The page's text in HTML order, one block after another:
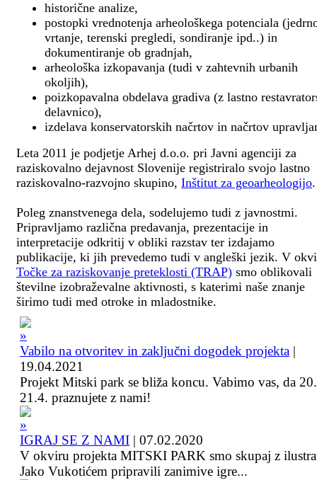
historične analize,
postopki vrednotenja arheološkega potenciala
vrtanje, terenski pregledi, sondiranje ipd..) in
dokumentiranje ob gradnjah,
arheološka izkopavanja (tudi v zahtevnih urbanih
okoljih),
poizkopavalna obdelava gradiva (z lastno
delavnico),
izdelava konservatorskih načrtov in načrtov
Leta 2011 je podjetje Arhej d.o.o. pri Javni agenciji za
raziskovalno dejavnost Slovenije registriralo svojo lastno
raziskovalno-razvojno skupino, Inštitut za geoarheologijo.
Poleg znanstvenega dela, sodelujemo tudi z javnostmi.
Pripravljamo različna predavanja, prezentacije in
interpretacije odkritij v obliki razstav ter izdajamo
publikacije, ki jih prevedemo tudi v angleški jezik. V
Točke za raziskovanje preteklosti (TRAP) smo oblikovali
številne izobraževalne aktivnosti, s katerimi naše znanje
širimo tudi med otroke in mladostnike.
Vabilo na otvoritev in zaključni dogodek projekta |
19.04.2021
Projekt Mitski park se bliža koncu. Vabimo vas, da
21.4. praznujete z nami!
IGRAJ SE Z NAMI | 07.02.2020
V okviru projekta MITSKI PARK smo skupaj z
Jako Vukotićem pripravili zanimive igre...